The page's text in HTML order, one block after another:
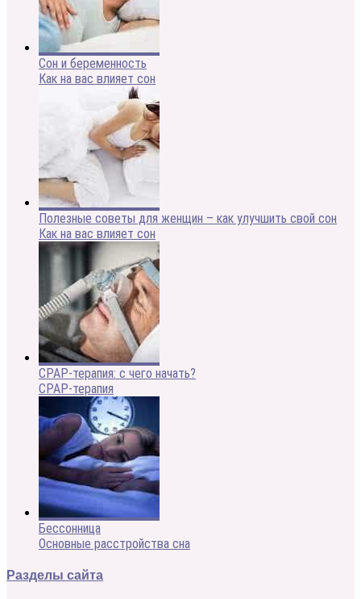
Сон и беременность
Как на вас влияет сон
Полезные советы для женщин – как улучшить свой сон
Как на вас влияет сон
CPAP-терапия: с чего начать?
CPAP-терапия
Бессонница
Основные расстройства сна
Разделы сайта